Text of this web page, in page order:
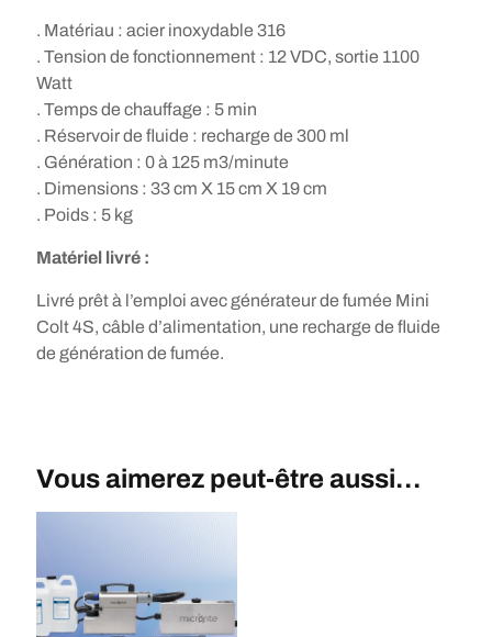
. Matériau : acier inoxydable 316
. Tension de fonctionnement : 12 VDC, sortie 1100
Watt
. Temps de chauffage : 5 min
. Réservoir de fluide : recharge de 300 ml
. Génération : 0 à 125 m3/minute
. Dimensions : 33 cm X 15 cm X 19 cm
. Poids : 5 kg
Matériel livré :
Livré prêt à l’emploi avec générateur de fumée Mini
Colt 4S, câble d’alimentation, une recharge de fluide
de génération de fumée.
Vous aimerez peut-être aussi…